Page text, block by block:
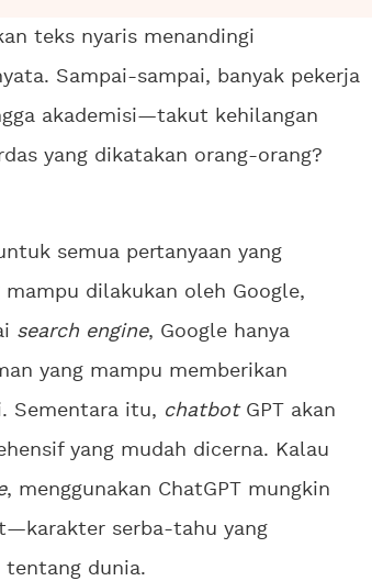
teks nyaris menandingi
Sampai-sampai, banyak pekerja
akademisi—takut kehilangan
yang dikatakan orang-orang?
semua pertanyaan yang
dilakukan oleh Google,
search engine, Google hanya
yang mampu memberikan
Sementara itu, chatbotGPT akan
yang mudah dicerna. Kalau
, menggunakan ChatGPT mungkin
serba-tahu yang
tentang dunia.